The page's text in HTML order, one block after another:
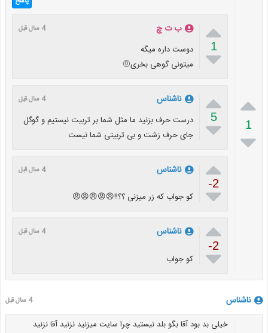

1


1

ب ت چ 4 سال قبل
دوست داره میگه
میتونی گوهی بخری🤨

5

ناشناس 4 سال قبل
درست حرف بزنید ما مثل شما بر تربیت نیستیم و گوگل
جای حرف زشت و بی تربیتی شما نیست

-2

ناشناس 4 سال قبل
کو جواب که زر میزنی ؟؟!!😠😡😠😡😠

-2

ناشناس 4 سال قبل
کو جواب
ناشناس 4 سال قبل
خیلی بد بود آقا بگو بلد نیستید چرا سایت میزنید نزنید آقا نزنید